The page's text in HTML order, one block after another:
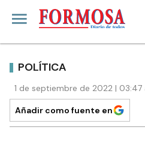
POLÍTICA
1 de septiembre de 2022 |
Añadir como fuente en